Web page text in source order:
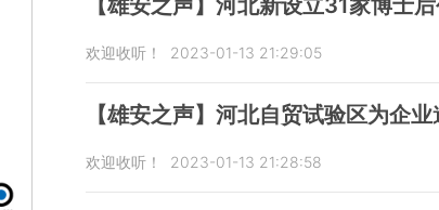
【雄安之声】河北新设立31家博士
欢迎收听！ 2023-01-13 21:29:05
【雄安之声】河北自贸试验区为企
欢迎收听！ 2023-01-13 21:28:58